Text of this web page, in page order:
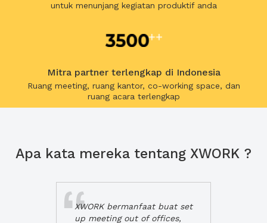
untuk menunjang kegiatan produktif anda
Mitra partner terlengkap di Indonesia
Ruang meeting, ruang kantor, co-working space, dan
ruang acara terlengkap
Apa kata mereka tentang XWORK ?
XWORK bermanfaat buat set
up meeting out of offices,